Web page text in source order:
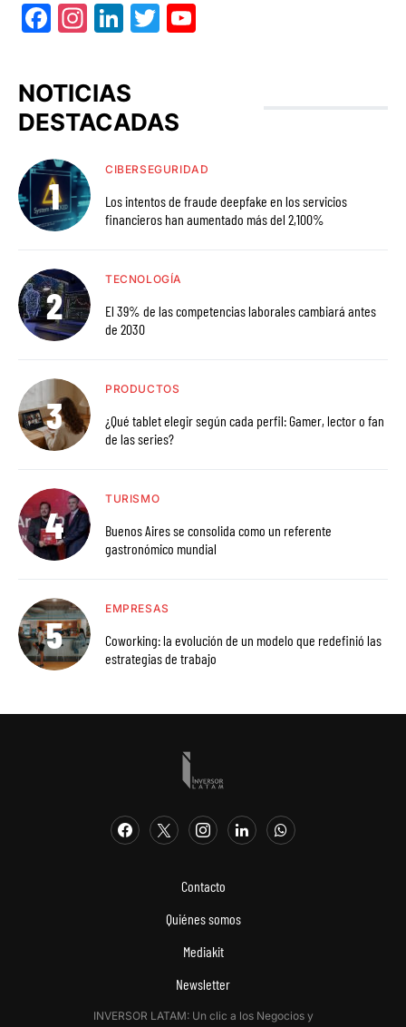
Facebook
Instagram
LinkedIn
Twitter
NOTICIAS
DESTACADAS
CIBERSEGURIDAD
Los intentos de fraude deepfake en los servicios
financieros han aumentado más del 2,100%
TECNOLOGÍA
El 39% de las competencias laborales cambiará antes
de 2030
PRODUCTOS
¿Qué tablet elegir según cada perfil: Gamer, lector o fan
de las series?
TURISMO
Buenos Aires se consolida como un referente
gastronómico mundial
EMPRESAS
Coworking: la evolución de un modelo que redefinió las
estrategias de trabajo
Contacto
Quiénes somos
Mediakit
Newsletter
INVERSOR LATAM: Un clic a los Negocios y